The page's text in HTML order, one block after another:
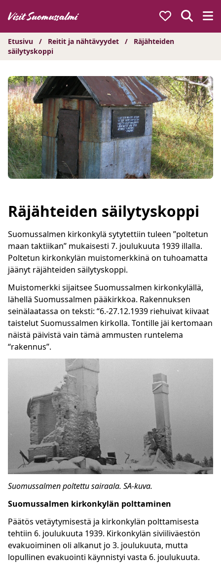
sisältöön
Etusivu / Reitit ja nähtävyydet /
Räjähteiden
säilytyskoppi
Räjähteiden säilytyskoppi
Suomussalmen kirkonkylä sytytettiin tuleen ”poltetun
maan taktiikan” mukaisesti 7. joulukuuta 1939 illalla.
Poltetun kirkonkylän muistomerkkinä on tuhoamatta
jäänyt räjähteiden säilytyskoppi.
Muistomerkki sijaitsee Suomussalmen kirkonkylällä,
lähellä Suomussalmen pääkirkkoa. Rakennuksen
seinälaatassa on teksti: “6.-27.12.1939 riehuivat kiivaat
taistelut Suomussalmen kirkolla. Tontille jäi kertomaan
näistä päivistä vain tämä ammusten runtelema
“rakennus”.
Suomussalmen poltettu sairaala. SA-kuva.
Suomussalmen kirkonkylän polttaminen
Päätös vetäytymisestä ja kirkonkylän polttamisesta
tehtiin 6. joulukuuta 1939. Kirkonkylän siviiliväestön
evakuoiminen oli alkanut jo 3. joulukuuta, mutta
lopullinen evakuointi käynnistyi vasta 6. joulukuuta.